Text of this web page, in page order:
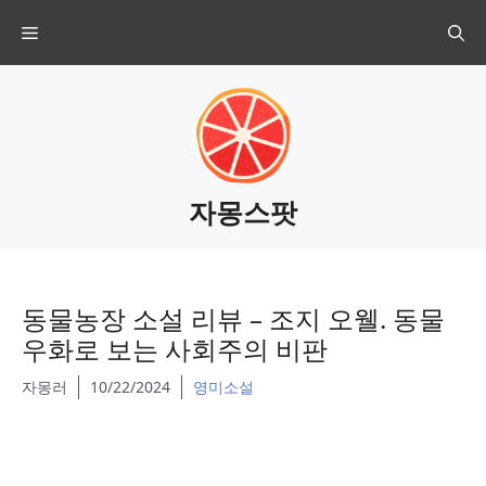
content
Menu
자몽스팟
동물농장 소설 리뷰 – 조지 오웰. 동물
우화로 보는 사회주의 비판
자몽러 10/22/2024 영미소설